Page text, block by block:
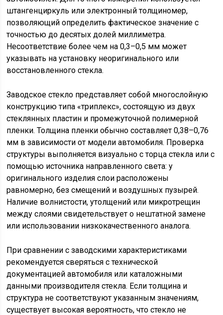
штангенциркуль или электронный толщиномер,
позволяющий определить фактическое значение с
точностью до десятых долей миллиметра.
Несоответствие более чем на 0,3–0,5 мм может
указывать на установку неоригинального или
восстановленного стекла.
Заводское стекло представляет собой многослойную
конструкцию типа «триплекс», состоящую из двух
стеклянных пластин и промежуточной полимерной
пленки. Толщина пленки обычно составляет 0,38–0,76
мм в зависимости от модели автомобиля. Проверка
структуры выполняется визуально с торца стекла или с
помощью источника направленного света: у
оригинального изделия слои расположены
равномерно, без смещений и воздушных пузырей.
Наличие волнистости, утолщений или микротрещин
между слоями свидетельствует о нештатной замене
или использовании низкокачественного аналога.
При сравнении с заводскими характеристиками
рекомендуется сверяться с технической
документацией автомобиля или каталожными
данными производителя стекла. Если толщина и
структура не соответствуют указанным значениям,
существует высокая вероятность, что стекло не